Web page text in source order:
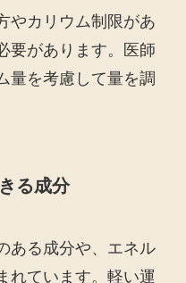
やカリウム制限があ
要があります。医師
量を考慮して量を調
る成分
ある成分や、エネル
れています。軽い運